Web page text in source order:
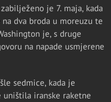
je 7. maja, kada
dva broda u moreuzu te
je, s druge
na napade usmjerene
sedmice, kada je
uništila iranske raketne